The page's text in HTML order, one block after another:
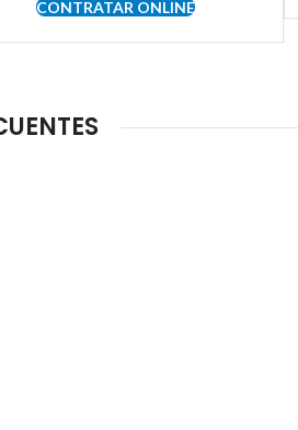
CONTRATAR ONLINE